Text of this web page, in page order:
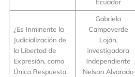
¿Es Inminente la
Judicialización de
la Libertad de
Expresión, como
Única Respuesta
Gabriela
Campoverde
Loján,
investigadora
Independiente
Nelson Alvarado